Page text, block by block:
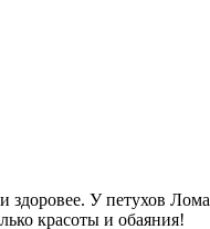
здоровее. У петухов
красоты и обаяния!